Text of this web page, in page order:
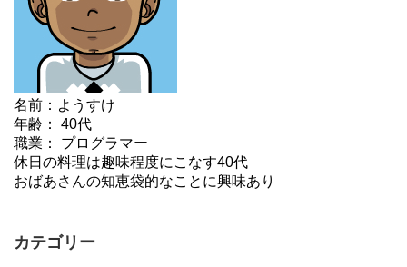
名前：ようすけ
年齢： 40代
職業： プログラマー
休日の料理は趣味程度にこなす40代
おばあさんの知恵袋的なことに興味あり
カテゴリー